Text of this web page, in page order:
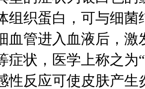
组织蛋白，可与细
血管进入血液后，
症状，医学上称之为
反应可使皮肤产生